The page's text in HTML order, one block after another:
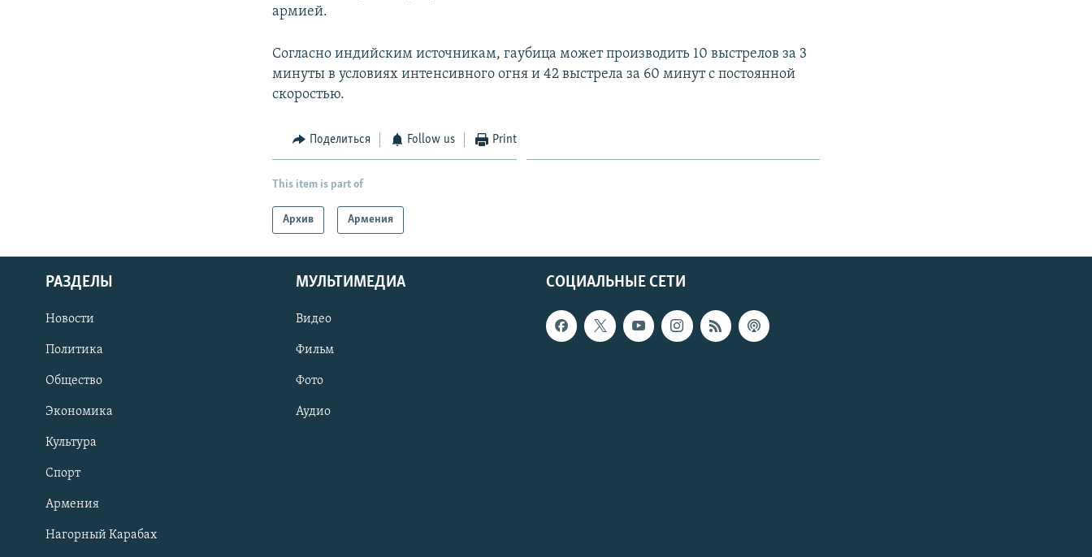
армией.
Согласно индийским источникам, гаубица может производить 10 выстрелов за 3
минуты в условиях интенсивного огня и 42 выстрела за 60 минут с постоянной
скоростью.
Поделиться Follow us Print
This item is part of
Архив Армения
СОЦИАЛЬНЫЕ СЕТИ
РАЗДЕЛЫ
Новости
Политика
Общество
Экономика
Культура
Спорт
Армения
Нагорный Карабах
МУЛЬТИМЕДИА
Видео
Фильм
Фото
Аудио